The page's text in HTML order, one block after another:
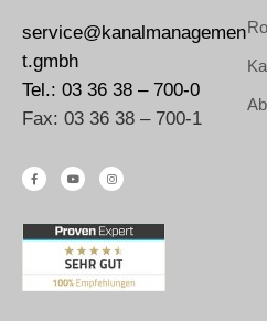
service@kanalmanagemen
t.gmbh
Tel.: 03 36 38 – 700-0
Fax: 03 36 38 – 700-1